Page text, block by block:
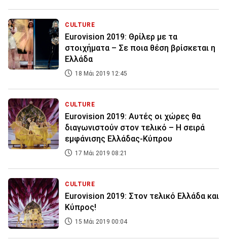
CULTURE
Eurovision 2019: Θρίλερ με τα
στοιχήματα – Σε ποια θέση βρίσκεται η
Ελλάδα
18 Μάι 2019 12:45
CULTURE
Eurovision 2019: Αυτές οι χώρες θα
διαγωνιστούν στον τελικό – Η σειρά
εμφάνισης Ελλάδας-Κύπρου
17 Μάι 2019 08:21
CULTURE
Eurovision 2019: Στον τελικό Ελλάδα και
Κύπρος!
15 Μάι 2019 00:04